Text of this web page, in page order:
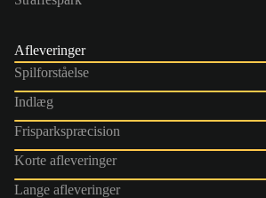
Afleveringer
Spilforståelse
Indlæg
Frisparkspræcision
Korte afleveringer
Lange afleveringer